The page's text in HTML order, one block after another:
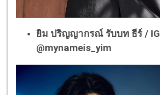
ยิม ปริญญากรณ์ รับบท ธีร์ / IG
@mynameis_yim